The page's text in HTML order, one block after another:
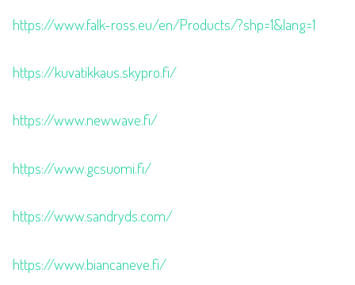
https://www.falk-ross.eu/en/Products/?shp=1&lang=1
https://kuvatikkaus.skypro.fi/
https://www.newwave.fi/
https://www.gcsuomi.fi/
https://www.sandryds.com/
https://www.biancaneve.fi/